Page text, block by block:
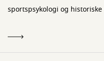
sportspsykologi og